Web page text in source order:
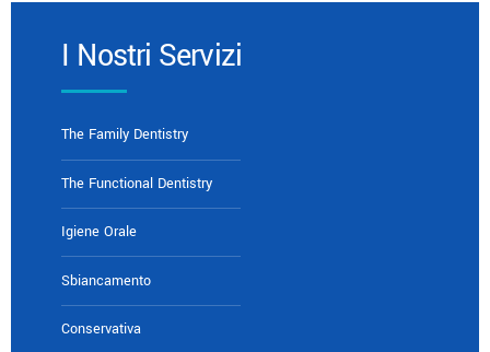
I Nostri Servizi
The Family Dentistry
The Functional Dentistry
Igiene Orale
Sbiancamento
Conservativa